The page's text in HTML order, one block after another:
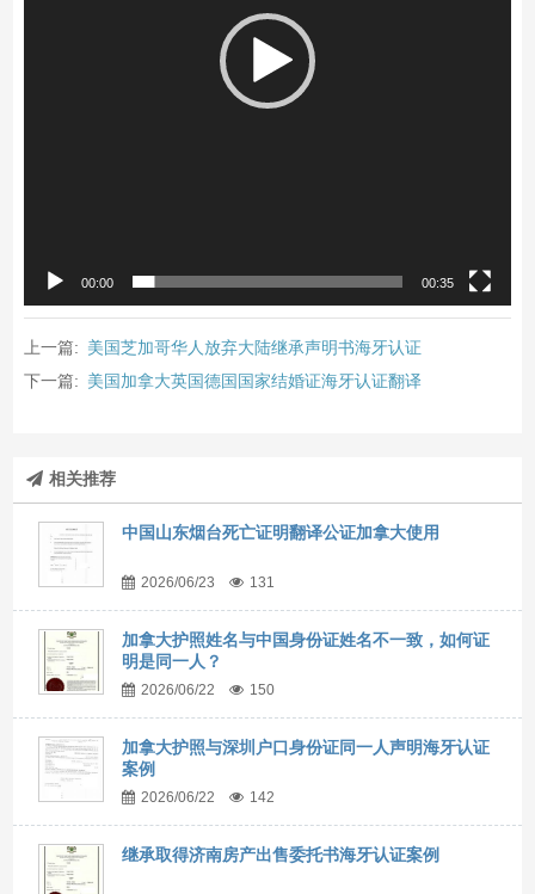
00:00 00:35
上一篇: 美国芝加哥华人放弃大陆继承声明书海牙认证
下一篇: 美国加拿大英国德国国家结婚证海牙认证翻译
相关推荐
中国山东烟台死亡证明翻译公证加拿大使用
2026/06/23 131
加拿大护照姓名与中国身份证姓名不一致，如何证
明是同一人？
2026/06/22 150
加拿大护照与深圳户口身份证同一人声明海牙认证
案例
2026/06/22 142
继承取得济南房产出售委托书海牙认证案例